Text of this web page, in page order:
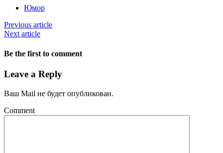
Юмор
Previous article
Next article
Be the first to comment
Leave a Reply
Ваш Mail не будет опубликован.
Comment